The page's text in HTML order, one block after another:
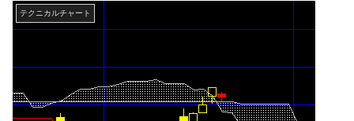
テクニカルチャート